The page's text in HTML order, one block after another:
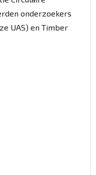
onderzoekers
UAS) en Timber